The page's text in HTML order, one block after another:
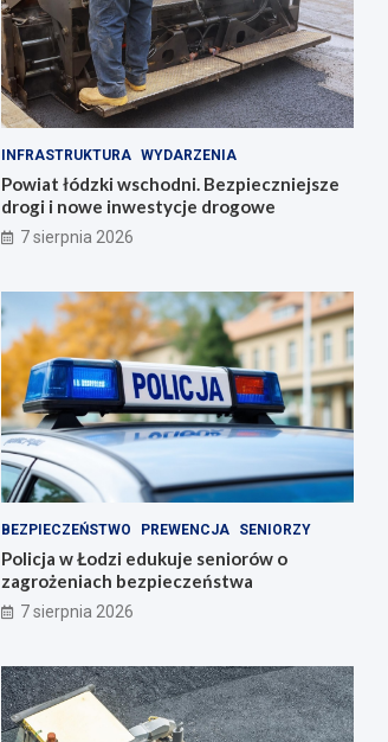
INFRASTRUKTURA WYDARZENIA
Powiat łódzki wschodni. Bezpieczniejsze
drogi i nowe inwestycje drogowe
7 sierpnia 2026
BEZPIECZEŃSTWO PREWENCJA SENIORZY
Policja w Łodzi edukuje seniorów o
zagrożeniach bezpieczeństwa
7 sierpnia 2026